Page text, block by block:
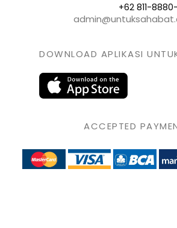
+62 811-
DOWNLOAD APLIKASI
ACCEPTED